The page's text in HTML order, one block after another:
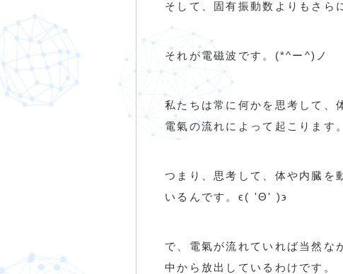
そして、固有振動数よりもさら
それが電磁波です。(*^ー^)ノ
私たちは常に何かを思考して、
電氣の流れによって起こります。
つまり、思考して、体や内臓を
いるんです。ϵ( 'Θ' )϶
で、電氣が流れていれば当然な
中から放出しているわけです。